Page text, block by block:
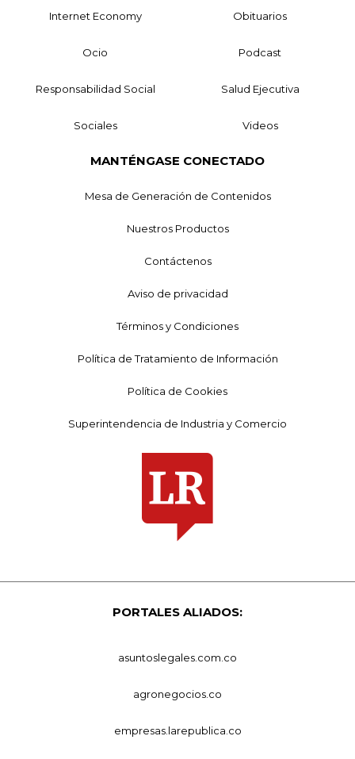
Internet Economy Obituarios
Ocio Podcast
Responsabilidad Social Salud Ejecutiva
Sociales Videos
MANTÉNGASE CONECTADO
Mesa de Generación de Contenidos
Nuestros Productos
Contáctenos
Aviso de privacidad
Términos y Condiciones
Política de Tratamiento de Información
Política de Cookies
Superintendencia de Industria y Comercio
PORTALES ALIADOS:
asuntoslegales.com.co
agronegocios.co
empresas.larepublica.co